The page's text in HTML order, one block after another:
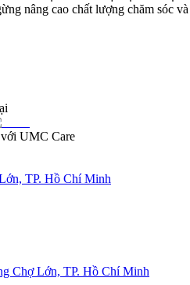
nâng cao chất lượng chăm sóc
với UMC Care
TP. Hồ Chí Minh
Chợ Lớn, TP. Hồ Chí Minh